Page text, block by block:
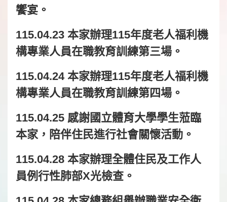
饗宴。
115.04.23 本家辦理115年度老人福利機
構專業人員在職教育訓練第三場。
115.04.24 本家辦理115年度老人福利機
構專業人員在職教育訓練第四場。
115.04.25 感謝國立體育大學學生蒞臨
本家，陪伴住民進行社會關懷活動。
115.04.28 本家辦理全體住民及工作人
員例行性肺部X光檢查。